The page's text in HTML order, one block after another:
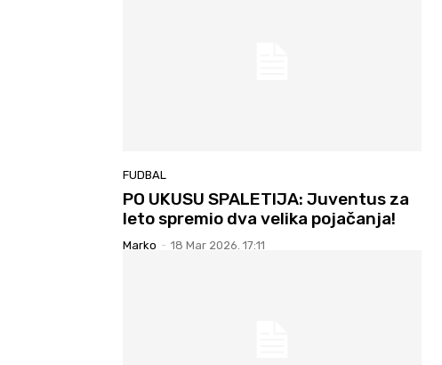
FUDBAL
PO UKUSU SPALETIJA: Juventus za
leto spremio dva velika pojačanja!
Marko - 18 Mar 2026. 17:11